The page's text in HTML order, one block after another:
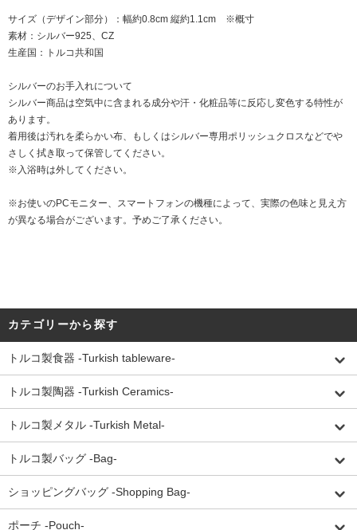
サイズ（デザイン部分）：幅約0.8cm 縦約1.1cm ※概寸
素材：シルバー925、CZ
生産国：トルコ共和国
シルバーのお手入れについて
シルバー商品は空気中に含まれる成分や汗・化粧品等に反応し変色する特性が
あります。
着用後は汚れを柔らかい布、もしくはシルバー専用ポリッシュクロスなどでや
さしく拭き取って保管してください。
※入浴時は外してください。
※お使いのPCモニター、スマートフォンの機種によって、実際の色味と見え方
が異なる場合がございます。予めご了承ください。
カテゴリーから探す
トルコ製食器 -Turkish tableware-
トルコ製陶器 -Turkish Ceramics-
トルコ製メタル -Turkish Metal-
トルコ製バッグ -Bag-
ショッピングバッグ -Shopping Bag-
ポーチ -Pouch-